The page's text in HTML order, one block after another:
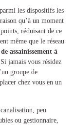
les dispositifs les
qu’à un moment
réduisant de ce
même que le réseau
assainissement à
jamais vous résidez
groupe de
chez vous en un
, peu
ou gestionnaire,